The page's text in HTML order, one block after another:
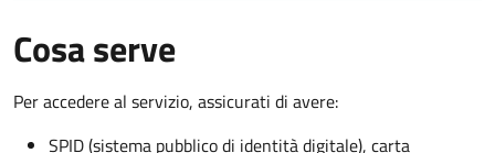
Cosa serve
Per accedere al servizio, assicurati di avere:
SPID (sistema pubblico di identità digitale), carta